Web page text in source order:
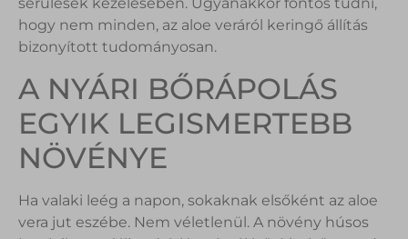
hogy nem minden, az aloe veráról keringő állítás
bizonyított tudományosan.
A NYÁRI BŐRÁPOLÁS
EGYIK LEGISMERTEBB
NÖVÉNYE
Ha valaki leég a napon, sokaknak elsőként az aloe
vera jut eszébe. Nem véletlenül. A növény húsos